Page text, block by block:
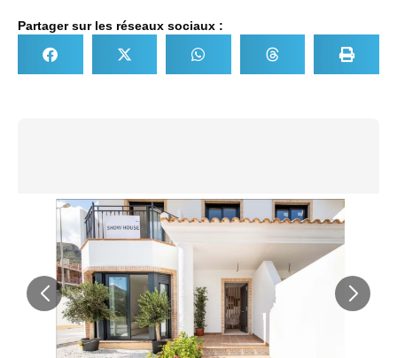
Partager sur les réseaux sociaux :